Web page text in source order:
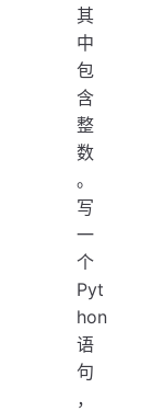
其
中
包
含
整
数
。
写
一
个
Pyt
hon
语
句
，